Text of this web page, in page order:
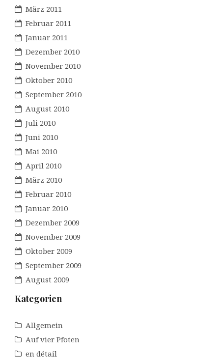
März 2011
Februar 2011
Januar 2011
Dezember 2010
November 2010
Oktober 2010
September 2010
August 2010
Juli 2010
Juni 2010
Mai 2010
April 2010
März 2010
Februar 2010
Januar 2010
Dezember 2009
November 2009
Oktober 2009
September 2009
August 2009
Kategorien
Allgemein
Auf vier Pfoten
en détail